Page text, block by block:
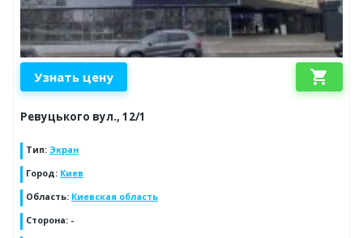
Узнать цену shopping_cart
Ревуцького вул., 12/1
Тип: Экран
Город: Киев
Область: Киевская область
Сторона: -